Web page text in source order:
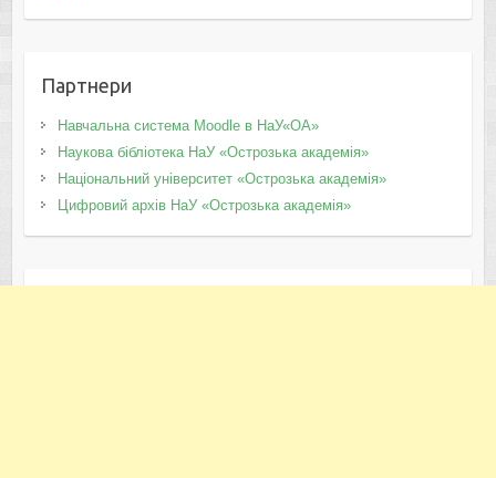
Партнери
Навчальна система Moodle в НаУ«ОА»
Наукова бібліотека НаУ «Острозька академія»
Національний університет «Острозька академія»
Цифровий архів НаУ «Острозька академія»